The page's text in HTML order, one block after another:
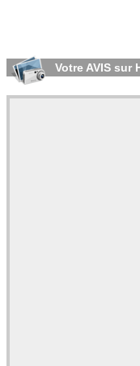
Votre AVIS sur